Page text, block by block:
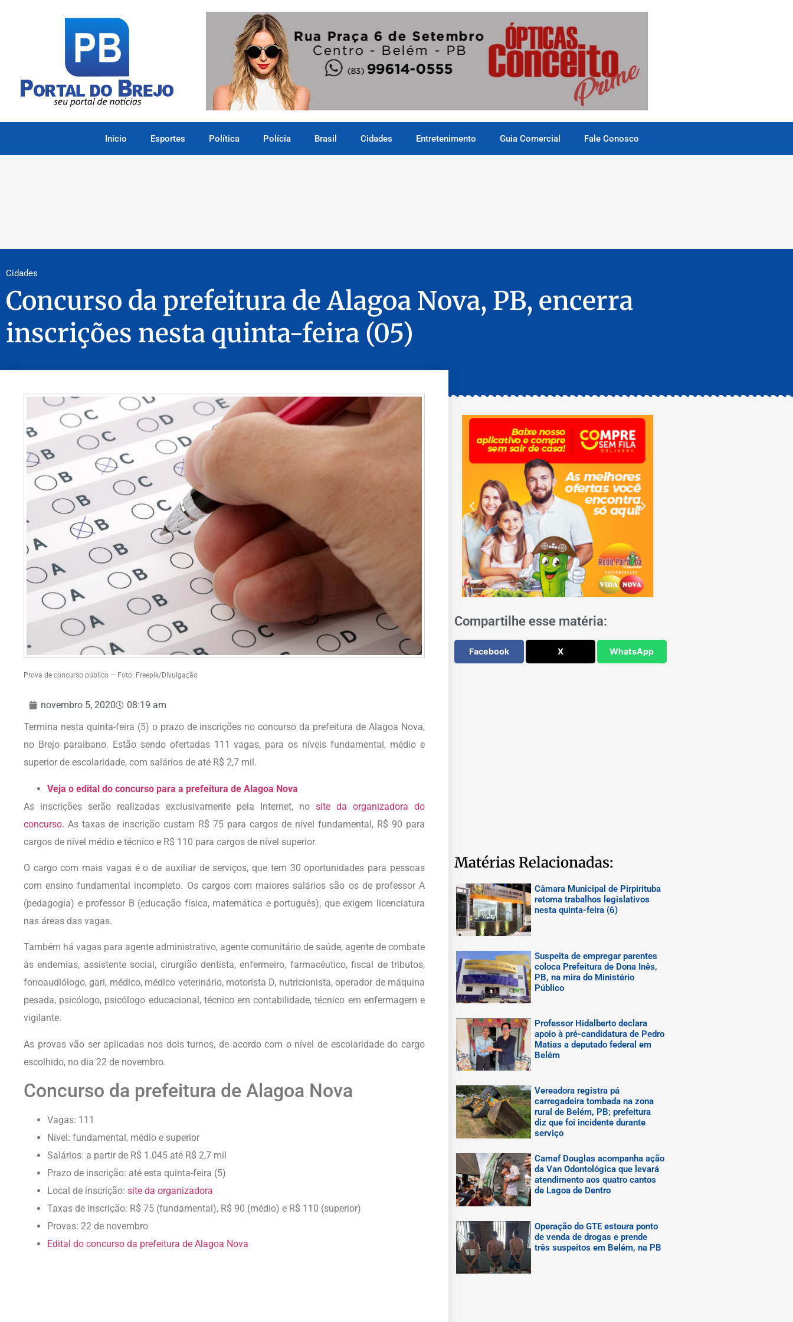
Inicio Esportes Política Polícia Brasil Cidades Entretenimento Guia Comercial Fale Conosco
Cidades
Concurso da prefeitura de Alagoa Nova, PB, encerra
inscrições nesta quinta-feira (05)
Prova de concurso público — Foto: Freepik/Divulgação
novembro 5, 2020
08:19 am
Termina nesta quinta-feira (5) o prazo de inscrições no concurso da prefeitura de Alagoa Nova,
no Brejo paraibano. Estão sendo ofertadas 111 vagas, para os níveis fundamental, médio e
superior de escolaridade, com salários de até R$ 2,7 mil.
Veja o edital do concurso para a prefeitura de Alagoa Nova
As inscrições serão realizadas exclusivamente pela Internet, no site da organizadora do
concurso. As taxas de inscrição custam R$ 75 para cargos de nível fundamental, R$ 90 para
cargos de nível médio e técnico e R$ 110 para cargos de nível superior.
O cargo com mais vagas é o de auxiliar de serviços, que tem 30 oportunidades para pessoas
com ensino fundamental incompleto. Os cargos com maiores salários são os de professor A
(pedagogia) e professor B (educação física, matemática e português), que exigem licenciatura
nas áreas das vagas.
Também há vagas para agente administrativo, agente comunitário de saúde, agente de combate
às endemias, assistente social, cirurgião dentista, enfermeiro, farmacêutico, fiscal de tributos,
fonoaudiólogo, gari, médico, médico veterinário, motorista D, nutricionista, operador de máquina
pesada, psicólogo, psicólogo educacional, técnico em contabilidade, técnico em enfermagem e
vigilante.
As provas vão ser aplicadas nos dois turnos, de acordo com o nível de escolaridade do cargo
escolhido, no dia 22 de novembro.
Concurso da prefeitura de Alagoa Nova
Vagas: 111
Nível: fundamental, médio e superior
Salários: a partir de R$ 1.045 até R$ 2,7 mil
Prazo de inscrição: até esta quinta-feira (5)
Local de inscrição: site da organizadora
Taxas de inscrição: R$ 75 (fundamental), R$ 90 (médio) e R$ 110 (superior)
Provas: 22 de novembro
Edital do concurso da prefeitura de Alagoa Nova
Compartilhe esse matéria:
Facebook X WhatsApp
Matérias Relacionadas:
Câmara Municipal de Pirpirituba
retoma trabalhos legislativos
nesta quinta-feira (6)
Suspeita de empregar parentes
coloca Prefeitura de Dona Inês,
PB, na mira do Ministério
Público
Professor Hidalberto declara
apoio à pré-candidatura de Pedro
Matias a deputado federal em
Belém
Vereadora registra pá
carregadeira tombada na zona
rural de Belém, PB; prefeitura
diz que foi incidente durante
serviço
Camaf Douglas acompanha ação
da Van Odontológica que levará
atendimento aos quatro cantos
de Lagoa de Dentro
Operação do GTE estoura ponto
de venda de drogas e prende
três suspeitos em Belém, na PB